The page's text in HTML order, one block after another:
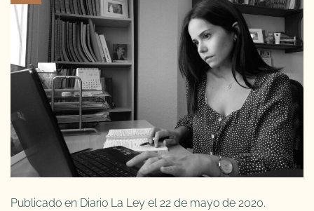
Publicado en Diario La Ley el 22 de mayo de 2020.